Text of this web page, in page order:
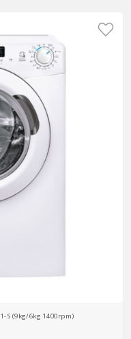
1-S (9kg/6kg 1400rpm)